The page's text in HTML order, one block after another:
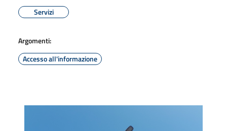
Servizi
Argomenti:
Accesso all'informazione